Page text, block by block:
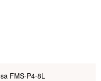
FMS-P4-8L